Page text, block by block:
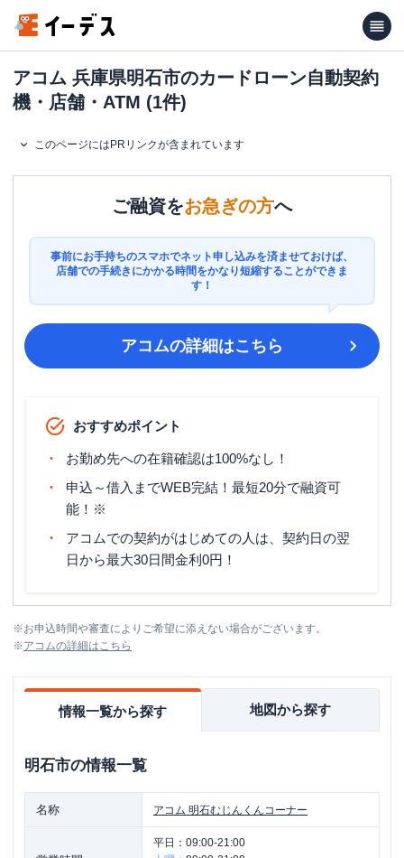
アコム 兵庫県明石市のカードローン自動契約
機・店舗・ATM (1件)
このページにはPRリンクが含まれています
ご融資をお急ぎの方へ
事前にお手持ちのスマホでネット申し込みを済ませておけば、
店舗での手続きにかかる時間をかなり短縮することができま
す！
アコムの詳細はこちら
おすすめポイント
お勤め先への在籍確認は100%なし！
申込～借入までWEB完結！最短20分で融資可
能！※
アコムでの契約がはじめての人は、契約日の翌
日から最大30日間金利0円！
※お申込時間や審査によりご希望に添えない場合がございます。
※アコムの詳細はこちら
情報一覧から探す 地図から探す
明石市の情報一覧
名称 アコム 明石むじんくんコーナー
平日： 09:00-21:00